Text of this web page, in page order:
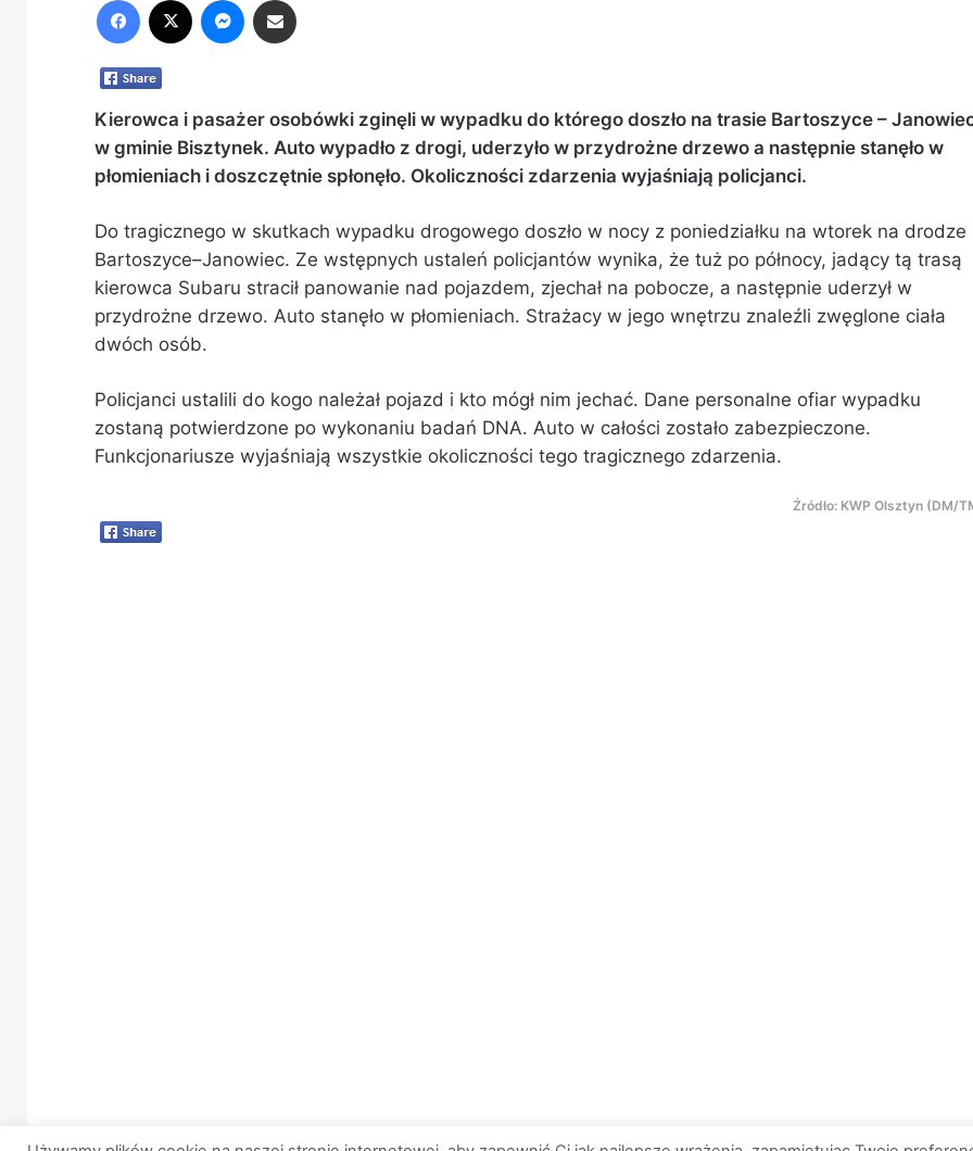
Kierowca i pasażer osobówki zginęli w wypadku do którego doszło na trasie Bartoszyce –
w gminie Bisztynek. Auto wypadło z drogi, uderzyło w przydrożne drzewo a następnie stanęło w
płomieniach i doszczętnie spłonęło. Okoliczności zdarzenia wyjaśniają policjanci.
Do tragicznego w skutkach wypadku drogowego doszło w nocy z poniedziałku na wtorek na drodze
Bartoszyce–Janowiec. Ze wstępnych ustaleń policjantów wynika, że tuż po północy, jadący tą trasą
kierowca Subaru stracił panowanie nad pojazdem, zjechał na pobocze, a następnie uderzył w
przydrożne drzewo. Auto stanęło w płomieniach. Strażacy w jego wnętrzu znaleźli zwęglone ciała
dwóch osób.
Policjanci ustalili do kogo należał pojazd i kto mógł nim jechać. Dane personalne ofiar wypadku
zostaną potwierdzone po wykonaniu badań DNA. Auto w całości zostało zabezpieczone.
Funkcjonariusze wyjaśniają wszystkie okoliczności tego tragicznego zdarzenia.
Źródło: KWP Olsztyn (DM/